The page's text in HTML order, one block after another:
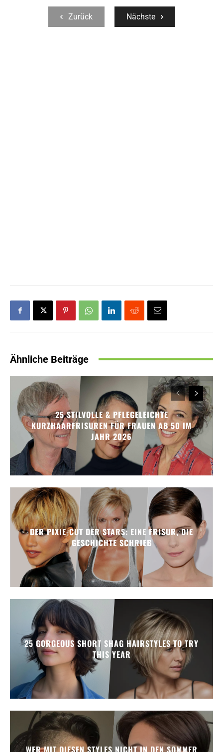
Zurück Nächste
Ähnliche Beiträge
25 STILVOLLE & PFLEGELEICHTE
KURZHAARFRISUREN FÜR FRAUEN AB 50 IM
JAHR 2026
DER PIXIE-CUT DER STARS: EINE FRISUR, DIE
GESCHICHTE SCHRIEB
25 GORGEOUS SHORT SHAG HAIRSTYLES TO TRY
THIS YEAR
WER MIT DIESEN STYLES NICHT IN DEN SOMMER